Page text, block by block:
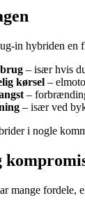
in hybriden en
– især hvis
kørsel –
–
– især ved
i nogle
mange fordele,